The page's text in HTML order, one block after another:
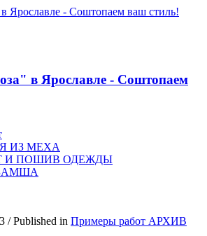
ИЗ МЕХА
И ПОШИВ ОДЕЖДЫ
/Published in Примеры работ АРХИВ